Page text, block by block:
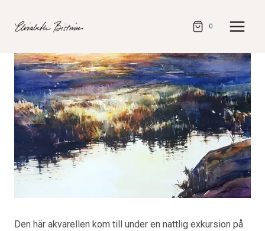
direkt
innehåll
0
Den här akvarellen kom till under en nattlig exkursion på